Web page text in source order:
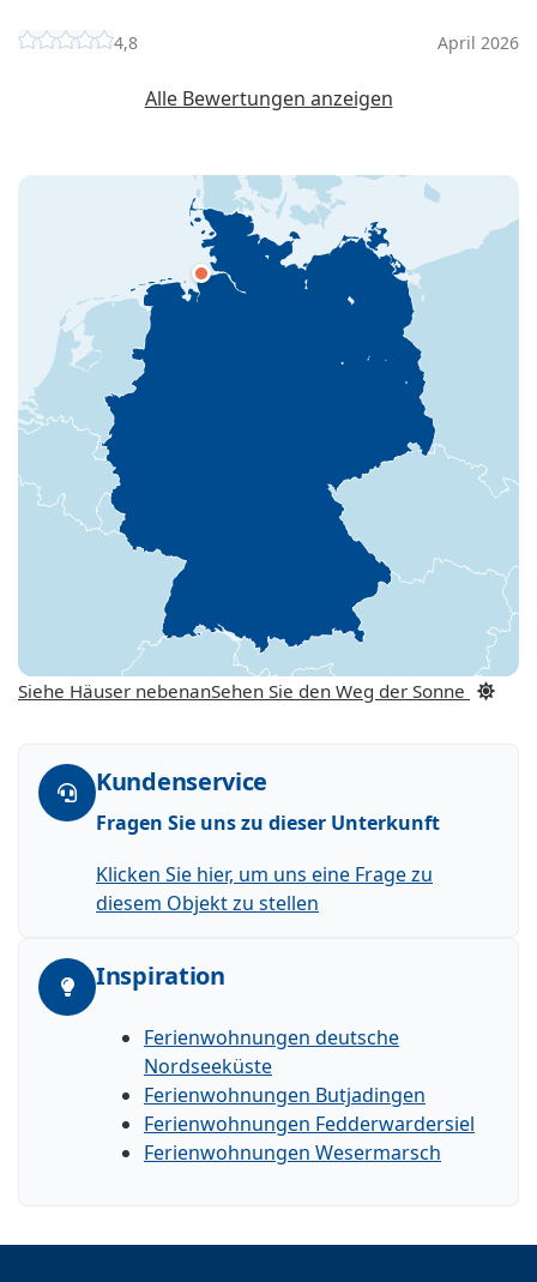
4,8 April 2026
Alle Bewertungen anzeigen
Siehe Häuser nebenanSehen Sie den Weg der Sonne
Kundenservice
Fragen Sie uns zu dieser Unterkunft
Klicken Sie hier, um uns eine Frage zu
diesem Objekt zu stellen
Inspiration
Ferienwohnungen deutsche
Nordseeküste
Ferienwohnungen Butjadingen
Ferienwohnungen Fedderwardersiel
Ferienwohnungen Wesermarsch